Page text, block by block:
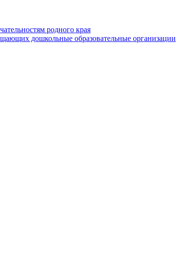
родного края
дошкольные образовательные организации